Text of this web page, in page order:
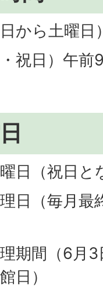
日から土曜
・祝日）午
日（祝日と
日（毎月最
期間（6月
日）